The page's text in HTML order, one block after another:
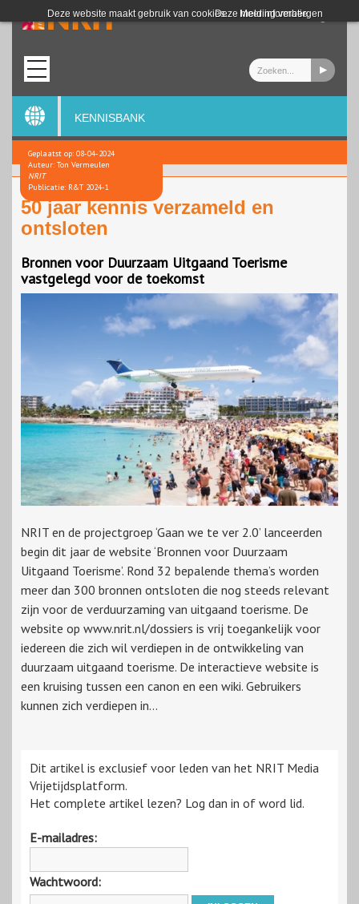
Deze website maakt gebruik van cookies. Meer informatie
Deze melding verbergen
Login
KENNISBANK
Geplaatst op: 08-04-2024
Auteur: Ton Vermeulen
NRIT
Publicatie: R&T 2024-1
50 jaar kennis verzameld en
ontsloten
Bronnen voor Duurzaam Uitgaand Toerisme
vastgelegd voor de toekomst
NRIT en de projectgroep ‘Gaan we te ver 2.0’ lanceerden
begin dit jaar de website ‘Bronnen voor Duurzaam
Uitgaand Toerisme’. Rond 32 bepalende thema’s worden
meer dan 300 bronnen ontsloten die nog steeds relevant
zijn voor de verduurzaming van uitgaand toerisme. De
website op www.nrit.nl/dossiers is vrij toegankelijk voor
iedereen die zich wil verdiepen in de ontwikkeling van
duurzaam uitgaand toerisme. De interactieve website is
een kruising tussen een canon en een wiki. Gebruikers
kunnen zich verdiepen in...
Dit artikel is exclusief voor leden van het NRIT Media
Vrijetijdsplatform.
Het complete artikel lezen? Log dan in of word lid.
E-mailadres:
Wachtwoord: